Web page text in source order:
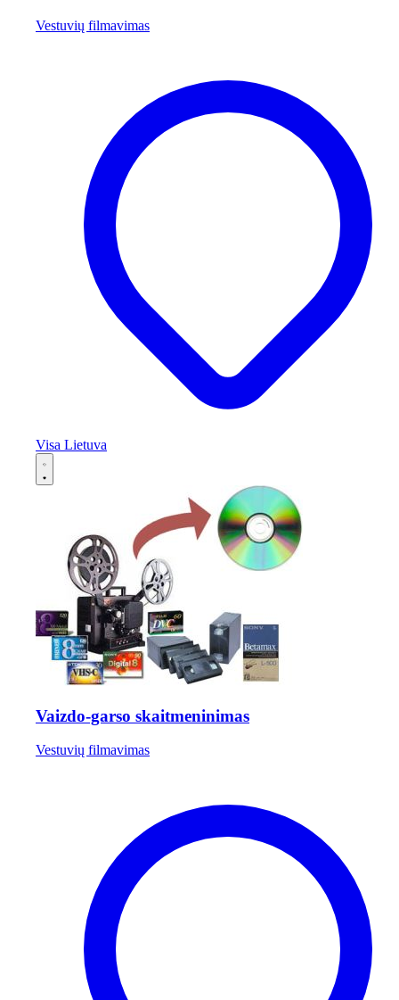
Vestuvių filmavimas
Visa Lietuva
Vaizdo-garso skaitmeninimas
Vestuvių filmavimas